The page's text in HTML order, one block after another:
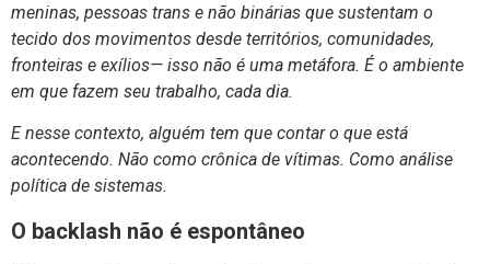
meninas, pessoas trans e não binárias que sustentam o
tecido dos movimentos desde territórios, comunidades,
fronteiras e exílios— isso não é uma metáfora. É o ambiente
em que fazem seu trabalho, cada dia.
E nesse contexto, alguém tem que contar o que está
acontecendo. Não como crônica de vítimas. Como análise
política de sistemas.
O backlash não é espontâneo